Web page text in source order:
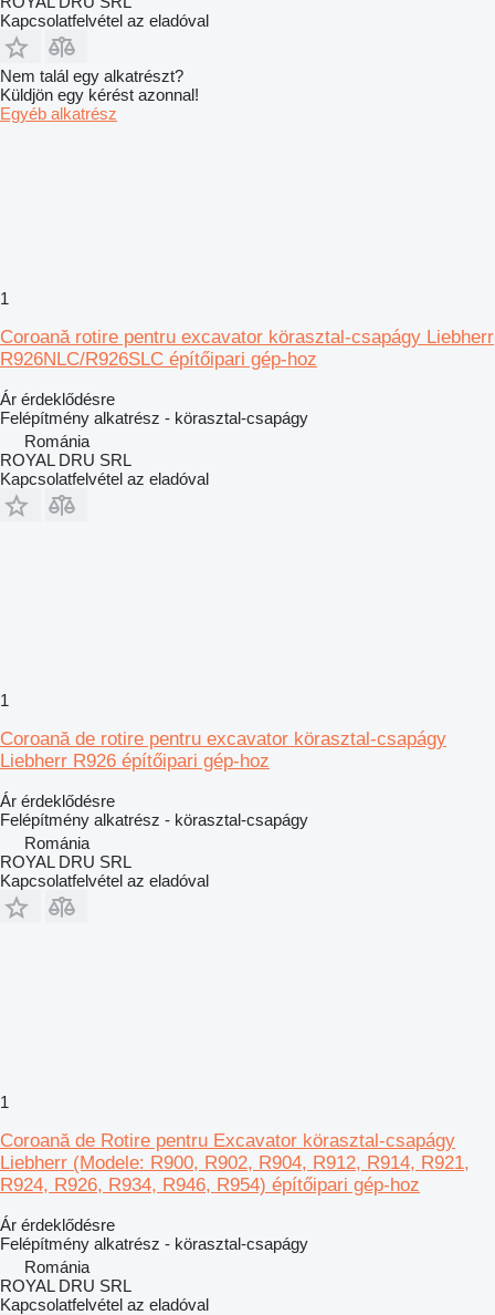
Kapcsolatfelvétel az eladóval
Nem talál egy alkatrészt?
Küldjön egy kérést azonnal!
Egyéb alkatrész
1
Coroană rotire pentru excavator körasztal-csapágy Liebherr
R926NLC/R926SLC építőipari gép-hoz
Ár érdeklődésre
Felépítmény alkatrész - körasztal-csapágy
Románia
ROYAL DRU SRL
Kapcsolatfelvétel az eladóval
1
Coroană de rotire pentru excavator körasztal-csapágy
Liebherr R926 építőipari gép-hoz
Ár érdeklődésre
Felépítmény alkatrész - körasztal-csapágy
Románia
ROYAL DRU SRL
Kapcsolatfelvétel az eladóval
1
Coroană de Rotire pentru Excavator körasztal-csapágy
Liebherr (Modele: R900, R902, R904, R912, R914, R921,
R924, R926, R934, R946, R954) építőipari gép-hoz
Ár érdeklődésre
Felépítmény alkatrész - körasztal-csapágy
Románia
ROYAL DRU SRL
Kapcsolatfelvétel az eladóval